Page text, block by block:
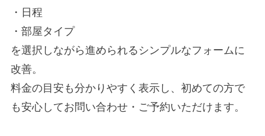
・日程
・部屋タイプ
を選択しながら進められるシンプルなフォームに
改善。
料金の目安も分かりやすく表示し、初めての方で
も安心してお問い合わせ・ご予約いただけます。